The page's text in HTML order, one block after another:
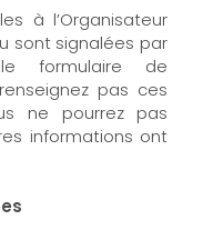
à l’Organisateur
sont signalées par
formulaire de
pas ces
ne pourrez pas
informations ont